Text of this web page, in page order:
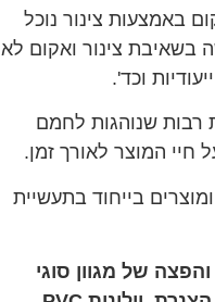
באמצעות צינור נוכל
בשאיבת צינור ואקום לא
וכד'.
רבות שנוהגות לחמם
חיי המוצר לאורך זמן.
בייחוד בתעשיית
של מגוון סוגי